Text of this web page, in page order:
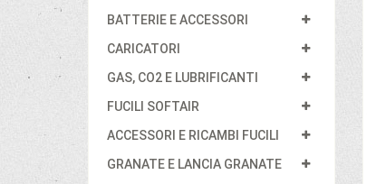
BATTERIE E ACCESSORI
CARICATORI
GAS, CO2 E LUBRIFICANTI
FUCILI SOFTAIR
ACCESSORI E RICAMBI FUCILI
GRANATE E LANCIA GRANATE